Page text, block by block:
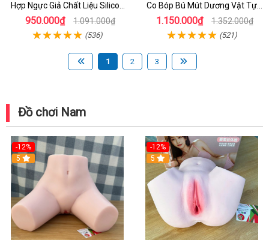
Hợp Ngực Giả Chất Liệu Silicon
Siêu Mềm 2kg
950.000₫ 1.091.000₫
(536)
Co Bóp Bú Mút Dương Vật Tự
Động -kết Hợp Rung Rên Toả
Nhiệt
1.150.000₫ 1.352.000₫
(521)
1 2 3
Đồ chơi Nam
-12%
5
-12%
5